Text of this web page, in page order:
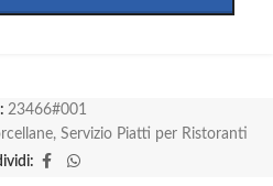
23466#001
, Servizio Piatti per Ristoranti